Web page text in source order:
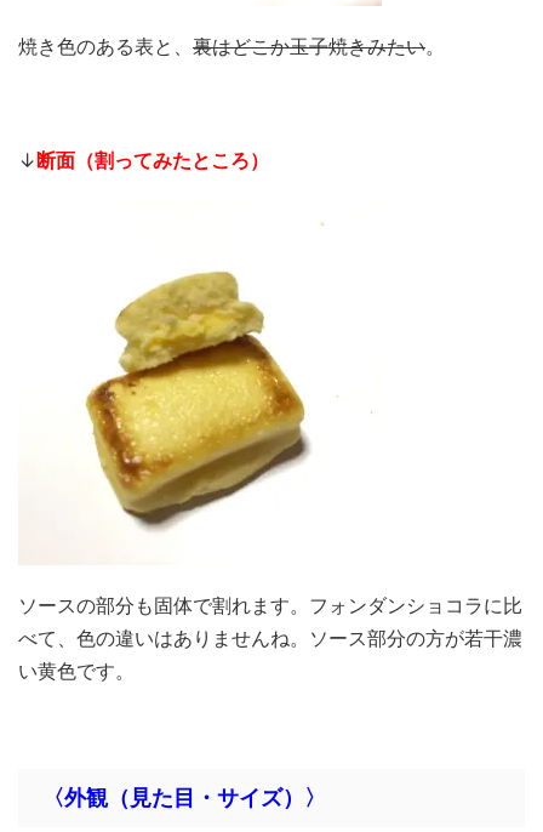
焼き色のある表と、 裏はどこか玉子焼きみたい。
↓ 断面（割ってみたところ）
ソースの部分も固体で割れます。フォンダンショコラに比
べて、色の違いはありませんね。ソース部分の方が若干濃
い黄色です。
〈外観（見た目・サイズ）〉